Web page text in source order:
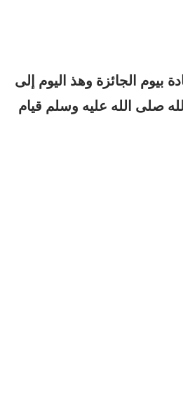
بيوم الجائزة وهذ اليوم إلى
صلى الله عليه وسلم قيام